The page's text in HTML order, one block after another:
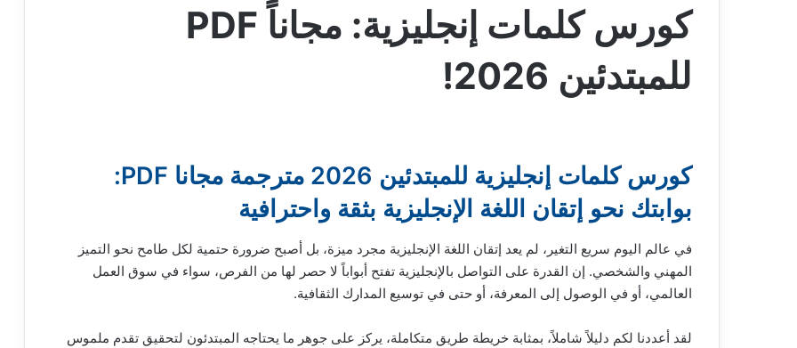
كورس كلمات إنجليزية: مجاناً PDF
للمبتدئين 2026!
كورس كلمات إنجليزية للمبتدئين 2026 مترجمة مجانا PDF:
بوابتك نحو إتقان اللغة الإنجليزية بثقة واحترافية
في عالم اليوم سريع التغير، لم يعد إتقان اللغة الإنجليزية مجرد ميزة، بل أصبح ضرورة حتمية لكل طامح نحو التميز
المهني والشخصي. إن القدرة على التواصل بالإنجليزية تفتح أبواباً لا حصر لها من الفرص، سواء في سوق العمل
العالمي، أو في الوصول إلى المعرفة، أو حتى في توسيع المدارك الثقافية.
لقد أعددنا لكم دليلاً شاملاً، بمثابة خريطة طريق متكاملة، يركز على جوهر ما يحتاجه المبتدئون لتحقيق تقدم ملموس